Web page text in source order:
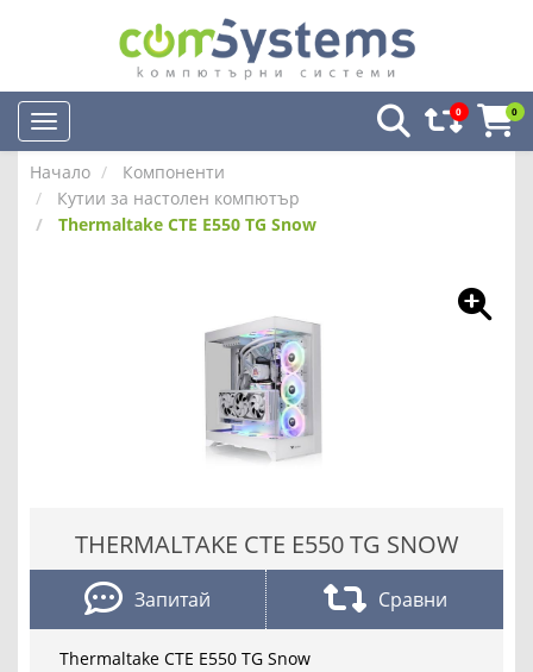
0 0
Начало
Компоненти
Кутии за настолен компютър
Thermaltake CTE E550 TG Snow
THERMALTAKE CTE E550 TG SNOW
Запитай Сравни
Thermaltake CTE E550 TG Snow